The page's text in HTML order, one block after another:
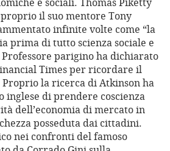
il suo mentore Tony
infinite volte come “la
prima di tutto scienza sociale e
parigino ha dichiarato
Times per ricordare il
Proprio la ricerca di Atkinson ha
inglese di prendere coscienza
dell’economia di mercato in
posseduta dai cittadini.
nei confronti del famoso